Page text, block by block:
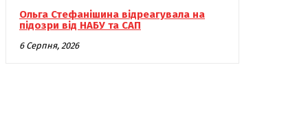
Ольга Стефанішина відреагувала на
підозри від НАБУ та САП
6 Серпня, 2026